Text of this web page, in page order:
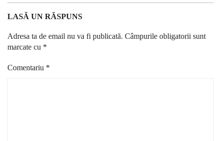
LASĂ UN RĂSPUNS
Adresa ta de email nu va fi publicată. Câmpurile obligatorii sunt
marcate cu *
Comentariu *